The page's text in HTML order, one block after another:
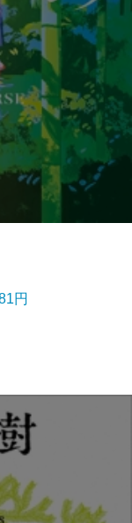
円